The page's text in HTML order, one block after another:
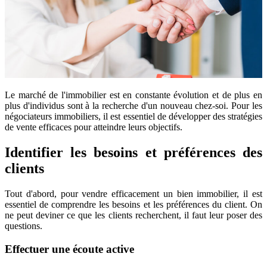
Le marché de l'immobilier est en constante évolution et de plus en
plus d'individus sont à la recherche d'un nouveau chez-soi. Pour les
négociateurs immobiliers, il est essentiel de développer des stratégies
de vente efficaces pour atteindre leurs objectifs.
Identifier les besoins et préférences des
clients
Tout d'abord, pour vendre efficacement un bien immobilier, il est
essentiel de comprendre les besoins et les préférences du client. On
ne peut deviner ce que les clients recherchent, il faut leur poser des
questions.
Effectuer une écoute active